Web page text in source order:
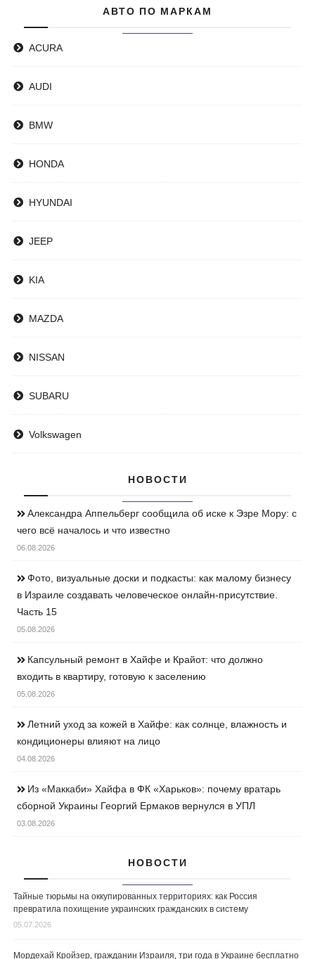
АВТО ПО МАРКАМ
ACURA
AUDI
BMW
HONDA
HYUNDAI
JEEP
KIA
MAZDA
NISSAN
SUBARU
Volkswagen
НОВОСТИ
Александра Аппельберг сообщила об иске к Эзре Мору: с
чего всё началось и что известно
06.08.2026
Фото, визуальные доски и подкасты: как малому бизнесу
в Израиле создавать человеческое онлайн-присутствие.
Часть 15
05.08.2026
Капсульный ремонт в Хайфе и Крайот: что должно
входить в квартиру, готовую к заселению
05.08.2026
Летний уход за кожей в Хайфе: как солнце, влажность и
кондиционеры влияют на лицо
04.08.2026
Из «Маккаби» Хайфа в ФК «Харьков»: почему вратарь
сборной Украины Георгий Ермаков вернулся в УПЛ
03.08.2026
НОВОСТИ
Тайные тюрьмы на оккупированных территориях: как Россия
превратила похищение украинских гражданских в систему
05.07.2026
Мордехай Кройзер, гражданин Израиля, три года в Украине бесплатно